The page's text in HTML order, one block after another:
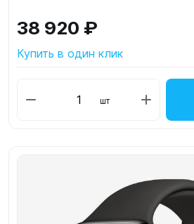
38 920 ₽
Купить в один клик
шт